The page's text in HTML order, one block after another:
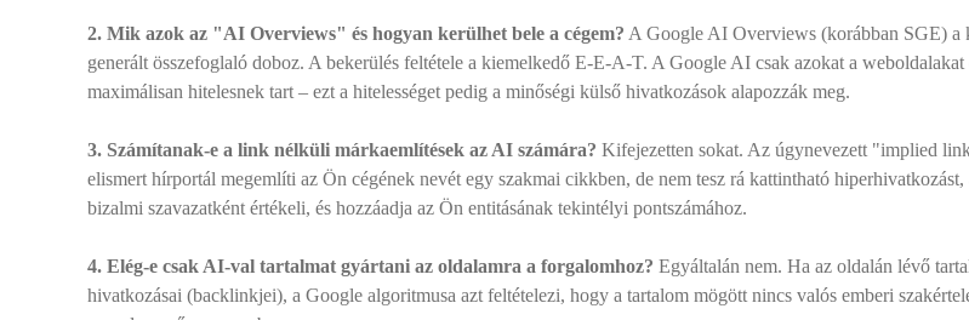
2. Mik azok az "AI Overviews" és hogyan kerülhet bele a cégem? A Google AI Overviews (korábban SGE) a
generált összefoglaló doboz. A bekerülés feltétele a kiemelkedő E-E-A-T. A Google AI csak azokat a
maximálisan hitelesnek tart – ezt a hitelességet pedig a minőségi külső hivatkozások alapozzák meg.
3. Számítanak-e a link nélküli márkaemlítések az AI számára? Kifejezetten sokat. Az úgynevezett "implied
elismert hírportál megemlíti az Ön cégének nevét egy szakmai cikkben, de nem tesz rá kattintható
bizalmi szavazatként értékeli, és hozzáadja az Ön entitásának tekintélyi pontszámához.
4. Elég-e csak AI-val tartalmat gyártani az oldalamra a forgalomhoz? Egyáltalán nem. Ha az oldalán lévő
hivatkozásai (backlinkjei), a Google algoritmusa azt feltételezi, hogy a tartalom mögött nincs valós emberi